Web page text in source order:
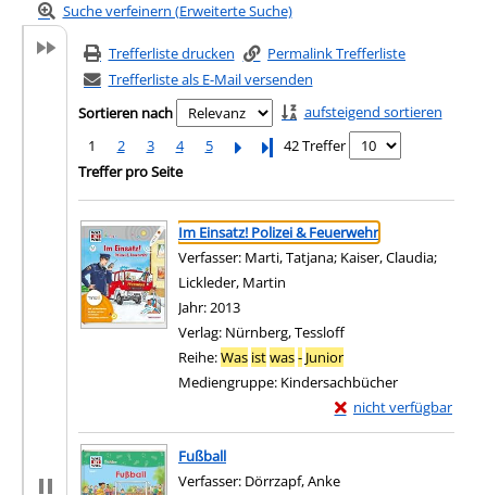
Suche verfeinern (Erweiterte Suche)
Trefferliste drucken
Permalink Trefferliste
Trefferliste als E-Mail versenden
Sortieren nach
aufsteigend sortieren
1
2 3 4 5 Letzte Seite
42 Treffer
Treffer pro Seite
Suchergebnis
Zu den Suchfiltern springen
Im Einsatz! Polizei & Feuerwehr
Verfasser: Marti, Tatjana; Kaiser, Claudia;
Lickleder, Martin
Jahr:2013
Verlag: Nürnberg, Tessloff
Reihe:Was istwas- Junior
Mediengruppe: Kindersachbücher
nicht verfügbar
Exemplar-Details von
Zum Download von
Fußball
Verfasser: Dörrzapf, Anke